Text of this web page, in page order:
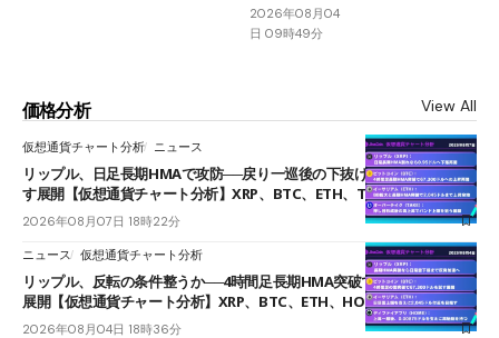
2026年08月04
日 09時49分
価格分析 View All
仮想通貨チャート分析 ニュース
リップル、日足長期HMAで攻防──戻り一巡後の下抜けで0.95ドルを試
す展開【仮想通貨チャート分析】XRP、BTC、ETH、TAKE
2026年08月07日 18時22分
ニュース 仮想通貨チャート分析
リップル、反転の条件整うか──4時間足長期HMA突破で雲下端を目指す
展開【仮想通貨チャート分析】XRP、BTC、ETH、HOME
2026年08月04日 18時36分